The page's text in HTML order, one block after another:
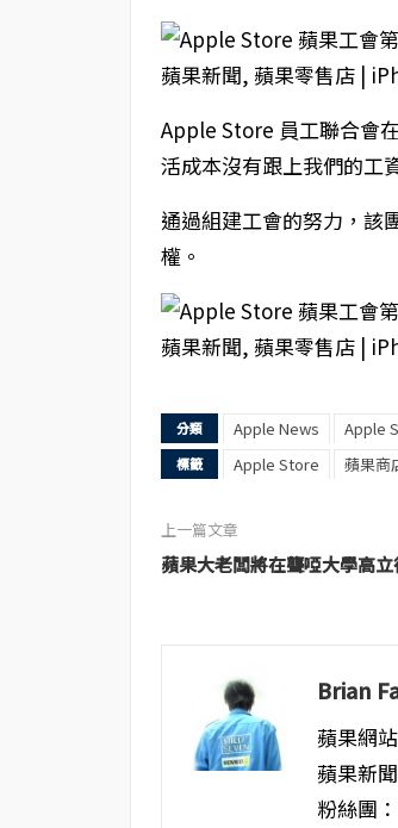
Apple Store 員工聯合會
活成本沒有跟上我們的工
通過組建工會的努力，該
權。
分類 Apple News Apple
標籤 Apple Store 蘋果商
上一篇文章
蘋果大老闆將在聾啞大學高
Brian
蘋果網站
蘋果新聞
粉絲團：